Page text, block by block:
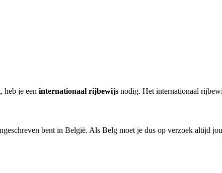
heb je een internationaal rijbewijs nodig. Het internationaal
bent in België. Als Belg moet je dus op verzoek altijd